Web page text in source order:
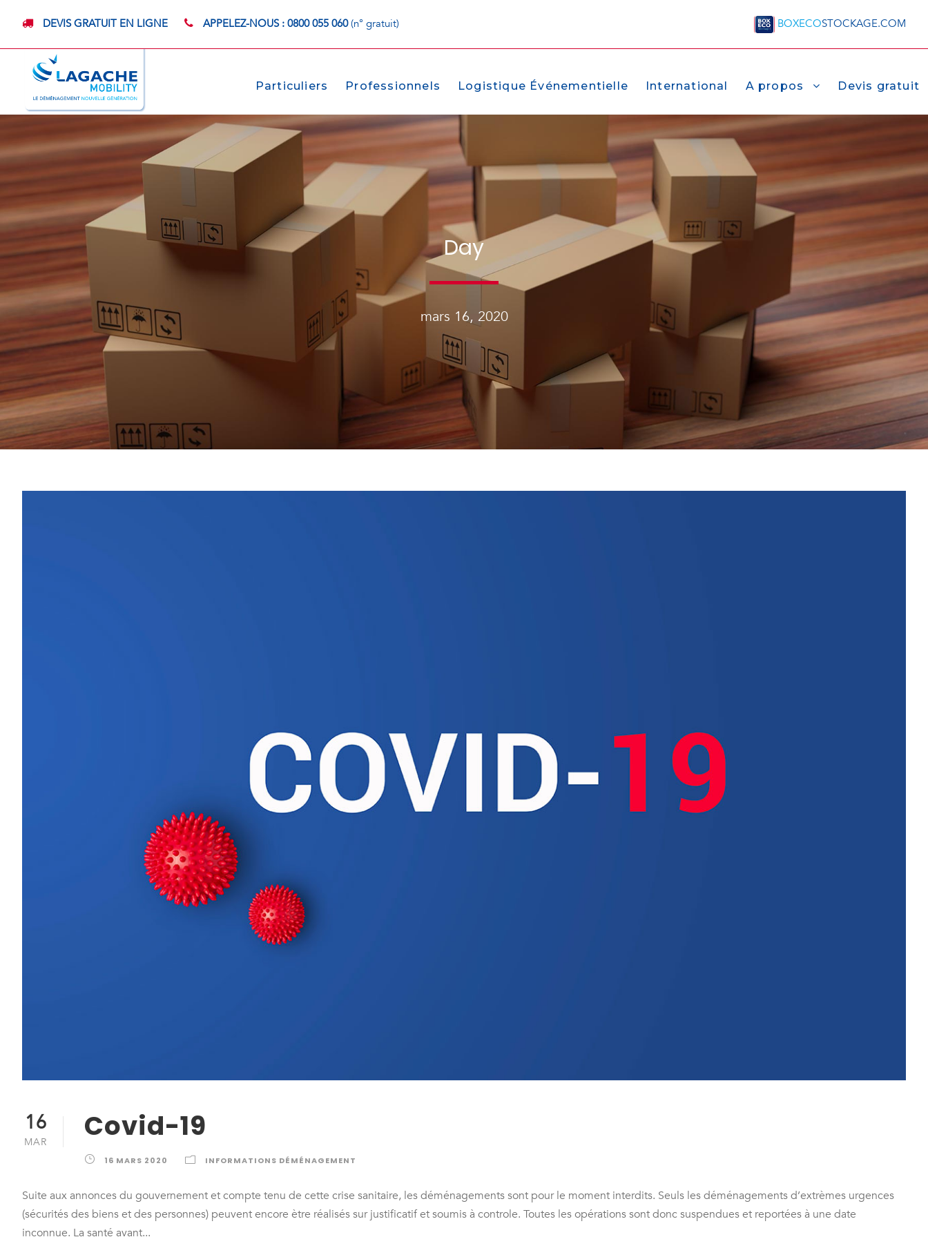
DEVIS GRATUIT EN LIGNE APPELEZ-NOUS : 0800 055 060(n° gratuit) BOXECOSTOCKAGE.COM
Particuliers Professionnels Logistique Événementielle International A propos Devis gratuit
Day
mars 16, 2020
16
MAR Covid-19
16 MARS 2020 INFORMATIONS DÉMÉNAGEMENT
Suite aux annonces du gouvernement et compte tenu de cette crise sanitaire, les déménagements sont pour le moment interdits. Seuls les déménagements d’extrèmes urgences
(sécurités des biens et des personnes) peuvent encore ètre réalisés sur justificatif et soumis à controle. Toutes les opérations sont donc suspendues et reportées à une date
inconnue. La santé avant...